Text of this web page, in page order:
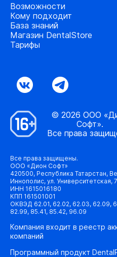
Возможности
Кому подходит
База знаний
Магазин DentalStore
Тарифы
© 2026 ООО
Софт».
Все права
Все права защищены.
ООО «Дион Софт»
420500, Республика Татарстан,
Иннополис, ул. Университетская,
ИНН 1615016180
КПП 161501001
ОКВЭД 62.01, 62.02, 62.03, 62.09,
82.99, 85.41, 85.42, 96.09
Компания входит в реестр
компаний
Программный продукт